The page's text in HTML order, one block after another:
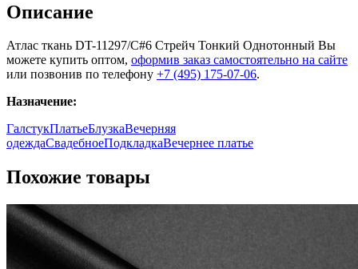
Описание
Атлас ткань DT-11297/C#6 Стрейч Тонкий Однотонный Вы
можете купить оптом, оформив заказ самостоятельно на сайте
или позвонив по телефону +7 (495) 175-07-06.
Назначение:
ГалстукПлатьеБлузкаВечерняя
одеждаСвадебноеПодкладкаВечернее платье
Похожие товары